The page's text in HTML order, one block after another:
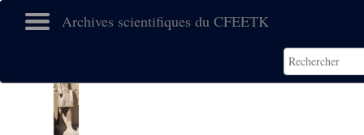
Archives scientifiques du CFEETK